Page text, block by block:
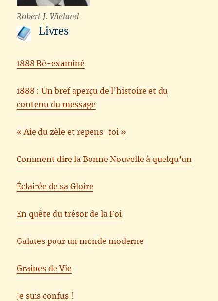
Robert J. Wieland
Livres
1888 Ré-examiné
1888 : Un bref aperçu de l’histoire et du
contenu du message
« Aie du zèle et repens-toi »
Comment dire la Bonne Nouvelle à quelqu’un
Éclairée de sa Gloire
En quête du trésor de la Foi
Galates pour un monde moderne
Graines de Vie
Je suis confus !